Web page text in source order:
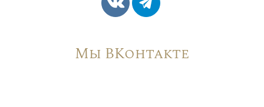
Мы ВКонтакте